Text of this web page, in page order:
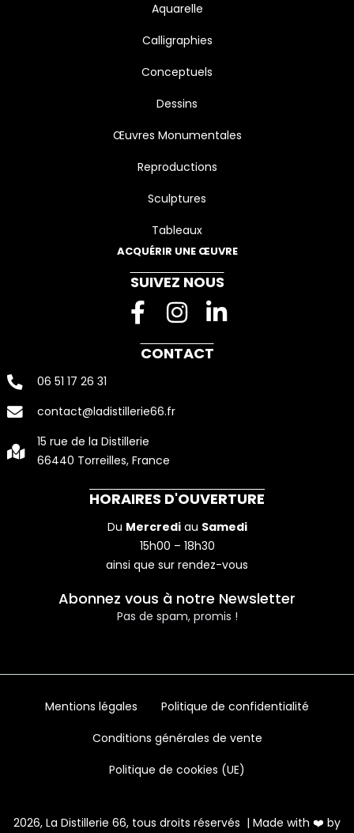
Aquarelle
Calligraphies
Conceptuels
Dessins
Œuvres Monumentales
Reproductions
Sculptures
Tableaux
ACQUÉRIR UNE ŒUVRE
SUIVEZ NOUS
F
a
c
b
o
o
-
f
I
n
s
m
L
-
i
CONTACT
06 51 17 26 31
contact@ladistillerie66.fr
15 rue de la Distillerie
66440 Torreilles, France
HORAIRES D'OUVERTURE
Du Mercrediau Samedi
15h00 – 18h30
ainsi que sur rendez-vous
Abonnez vous à notre Newsletter
Pas de spam, promis !
Mentions légales
Politique de confidentialité
Conditions générales de vente
Politique de cookies (UE)
2026, La Distillerie 66, tous droits réservés | Made with ❤️ by